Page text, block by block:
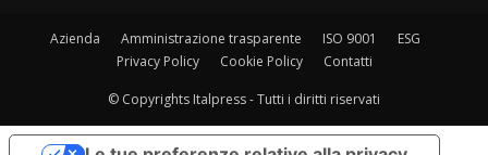
Azienda Amministrazione trasparente ISO 9001
ESG
Privacy Policy
Cookie Policy Contatti
© Copyrights Italpress - Tutti i diritti riservati